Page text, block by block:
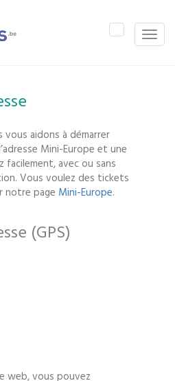
Toggle
Toggle
navigation
aidons à démarrer
Mini-Europe et une
avec ou sans
Vous voulez des tickets
notre page Mini-Europe.
(GPS)
web, vous pouvez